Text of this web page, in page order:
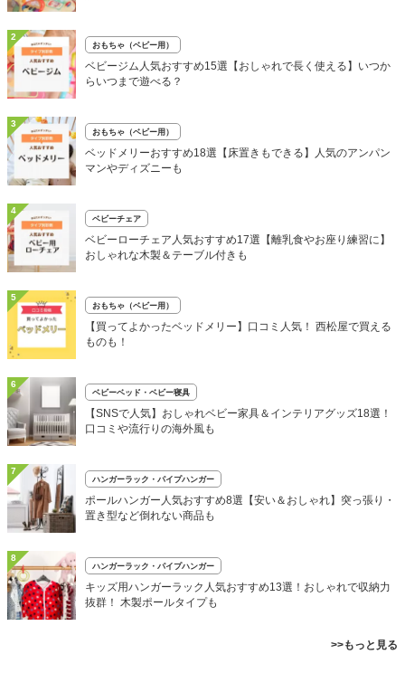
2
おもちゃ（ベビー用）
ベビージム人気おすすめ15選【おしゃれで長く使える】いつか
らいつまで遊べる？
3
おもちゃ（ベビー用）
ベッドメリーおすすめ18選【床置きもできる】人気のアンパン
マンやディズニーも
4
ベビーチェア
ベビーローチェア人気おすすめ17選【離乳食やお座り練習に】
おしゃれな木製＆テーブル付きも
5
おもちゃ（ベビー用）
【買ってよかったベッドメリー】口コミ人気！ 西松屋で買える
ものも！
6
ベビーベッド・ベビー寝具
【SNSで人気】おしゃれベビー家具＆インテリアグッズ18選！
口コミや流行りの海外風も
7
ハンガーラック・パイプハンガー
ポールハンガー人気おすすめ8選【安い＆おしゃれ】突っ張り・
置き型など倒れない商品も
8
ハンガーラック・パイプハンガー
キッズ用ハンガーラック人気おすすめ13選！おしゃれで収納力
抜群！ 木製ポールタイプも
>>もっと見る